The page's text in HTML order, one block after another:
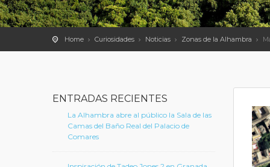
Home Curiosidades Noticias Zonas de la Alhambra
ENTRADAS RECIENTES
La Alhambra abre al público la Sala de las
Camas del Baño Real del Palacio de
Comares